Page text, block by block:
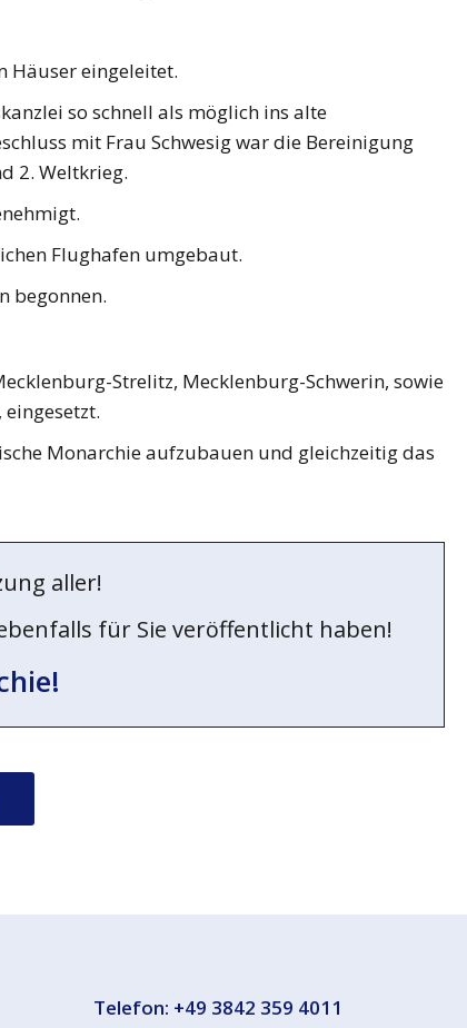
Häuser eingeleitet.
so schnell als möglich ins alte
mit Frau Schwesig war die Bereinigung
2. Weltkrieg.
Flughafen umgebaut.
begonnen.
Strelitz, Mecklenburg-Schwerin, sowie
Monarchie aufzubauen und gleichzeitig das
aller!
für Sie veröffentlicht haben!
Telefon: +49 3842 359 4011